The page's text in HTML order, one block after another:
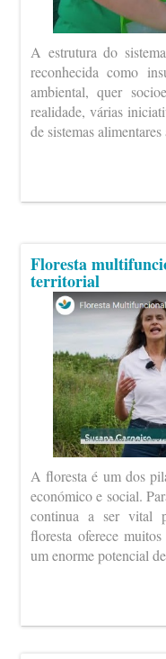
A estrutura do
reconhecida como
ambiental, quer
realidade, várias
de sistemas
Floresta
territorial
A floresta é um dos
económico e social.
continua a ser vital
floresta oferece
um enorme potencial